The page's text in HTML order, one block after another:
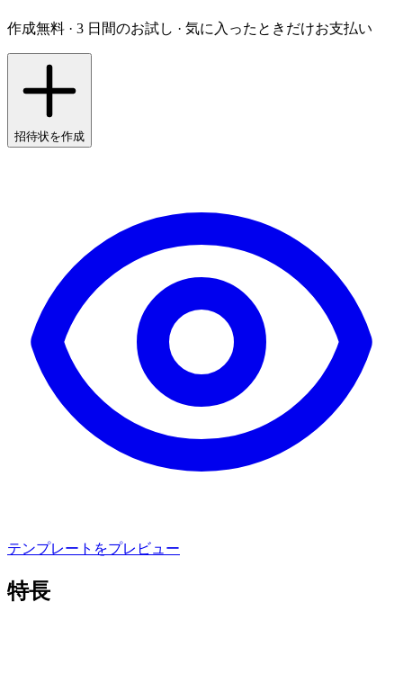
作成無料 · 3 日間のお試し · 気に入ったときだけお支払い
招待状を作成
テンプレートをプレビュー
特長